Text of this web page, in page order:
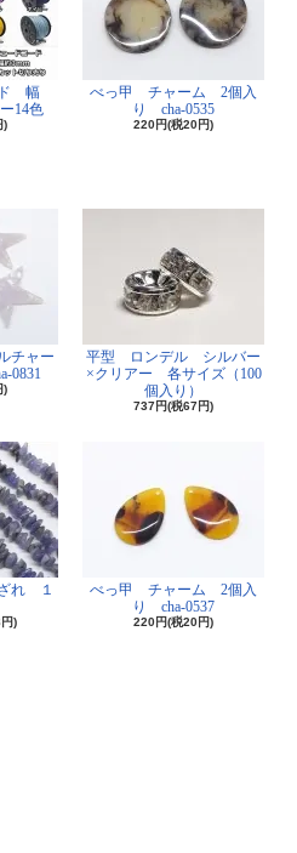
ド 幅
14色
)
べっ甲 チャーム 2個入
り cha-0535
220円(税20円)
チャー
0831
)
平型 ロンデル シルバー
×クリアー 各サイズ（100
個入り）
737円(税67円)
れ １
)
べっ甲 チャーム 2個入
り cha-0537
220円(税20円)